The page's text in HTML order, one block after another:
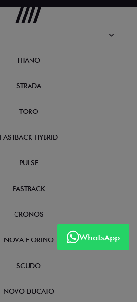
WhatsApp
TITANO
STRADA
TORO
FASTBACK HYBRID
PULSE
FASTBACK
CRONOS
NOVA FIORINO
SCUDO
NOVO DUCATO